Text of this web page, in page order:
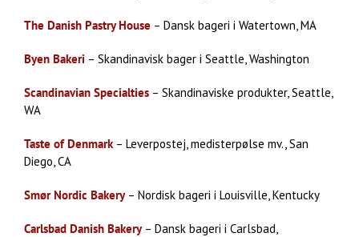
The Danish Pastry House – Dansk bageri i Watertown, MA
Byen Bakeri – Skandinavisk bager i Seattle, Washington
Scandinavian Specialties – Skandinaviske produkter, Seattle,
WA
Taste of Denmark– Leverpostej, medisterpølse mv., San
Diego, CA
Smør Nordic Bakery– Nordisk bageri i Louisville, Kentucky
Carlsbad Danish Bakery– Dansk bageri i Carlsbad,